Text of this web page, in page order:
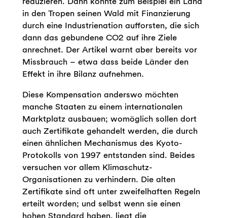
in den Tropen seinen Wald mit Finanzierung
durch eine Industrienation aufforsten, die sich
dann das gebundene CO2 auf ihre Ziele
anrechnet. Der Artikel warnt aber bereits vor
Missbrauch – etwa dass beide Länder den
Effekt in ihre Bilanz aufnehmen.
Diese Kompensation anderswo möchten
manche Staaten zu einem internationalen
Marktplatz ausbauen; womöglich sollen dort
auch Zertifikate gehandelt werden, die durch
einen ähnlichen Mechanismus des Kyoto-
Protokolls von 1997 entstanden sind. Beides
versuchen vor allem Klimaschutz-
Organisationen zu verhindern. Die alten
Zertifikate sind oft unter zweifelhaften Regeln
erteilt worden; und selbst wenn sie einen
hohen Standard haben, liegt die